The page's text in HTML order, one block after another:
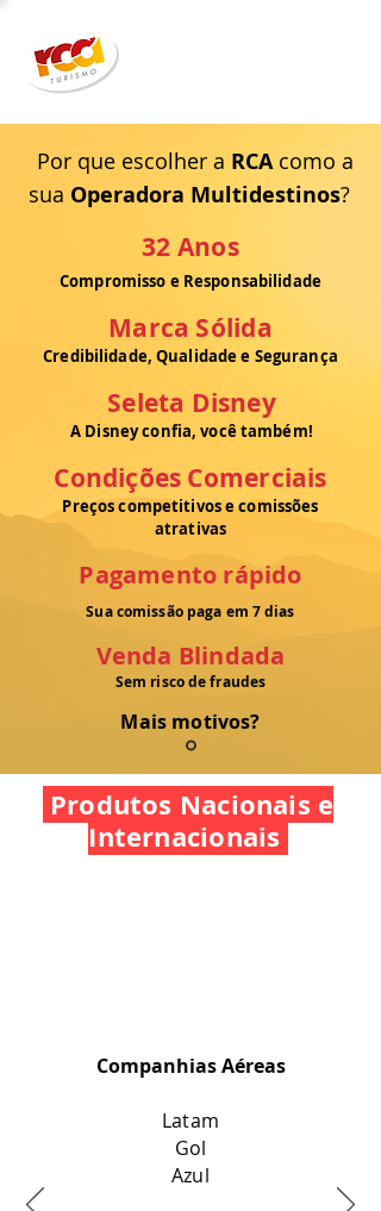
Por que escolher a RCA como a
sua Operadora Multidestinos?
32 Anos
Compromisso e Responsabilidade
Marca Sólida
Credibilidade, Qualidade e Segurança
Seleta Disney
A Disney confia, você também!
Condições Comerciais
Preços competitivos e comissões
atrativas
Pagamento rápido
Sua comissão paga em 7 dias
Venda Blindada
Sem risco de fraudes
Mais motivos?
Produtos Nacionais e
Internacionais
Companhias Aéreas
Latam
Gol
Azul